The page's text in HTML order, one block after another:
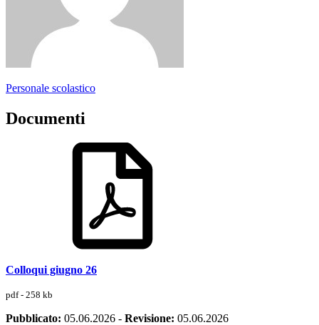
Personale scolastico
Documenti
Colloqui giugno 26
pdf - 258 kb
Pubblicato: 05.06.2026 - Revisione: 05.06.2026